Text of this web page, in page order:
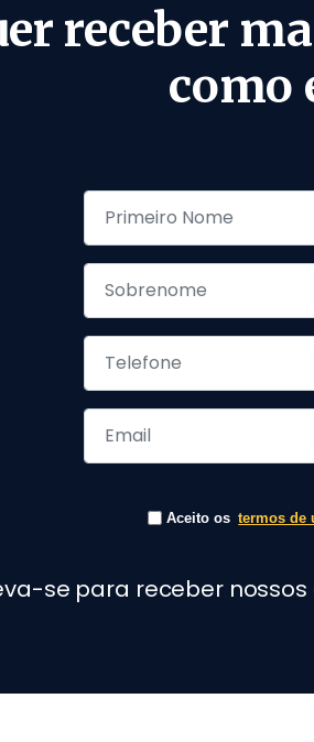
receber
como
Aceito os termos de
se para receber